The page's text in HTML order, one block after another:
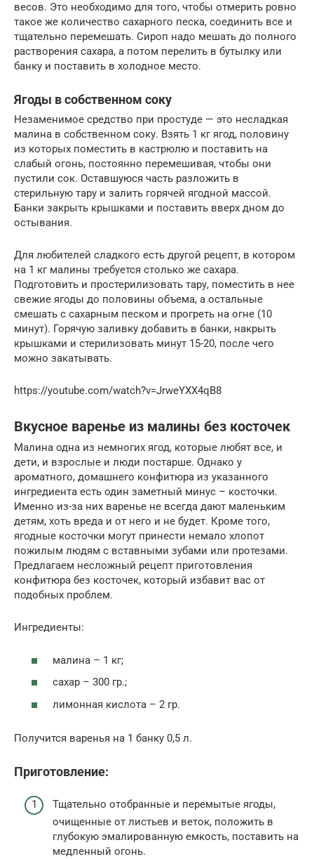
весов. Это необходимо для того, чтобы отмерить ровно
такое же количество сахарного песка, соединить все и
тщательно перемешать. Сироп надо мешать до полного
растворения сахара, а потом перелить в бутылку или
банку и поставить в холодное место.
Ягоды в собственном соку
Незаменимое средство при простуде — это несладкая
малина в собственном соку. Взять 1 кг ягод, половину
из которых поместить в кастрюлю и поставить на
слабый огонь, постоянно перемешивая, чтобы они
пустили сок. Оставшуюся часть разложить в
стерильную тару и залить горячей ягодной массой.
Банки закрыть крышками и поставить вверх дном до
остывания.
Для любителей сладкого есть другой рецепт, в котором
на 1 кг малины требуется столько же сахара.
Подготовить и простерилизовать тару, поместить в нее
свежие ягоды до половины объема, а остальные
смешать с сахарным песком и прогреть на огне (10
минут). Горячую заливку добавить в банки, накрыть
крышками и стерилизовать минут 15-20, после чего
можно закатывать.
https://youtube.com/watch?v=JrweYXX4qB8
Вкусное варенье из малины без косточек
Малина одна из немногих ягод, которые любят все, и
дети, и взрослые и люди постарше. Однако у
ароматного, домашнего конфитюра из указанного
ингредиента есть один заметный минус – косточки.
Именно из-за них варенье не всегда дают маленьким
детям, хоть вреда и от него и не будет. Кроме того,
ягодные косточки могут принести немало хлопот
пожилым людям с вставными зубами или протезами.
Предлагаем несложный рецепт приготовления
конфитюра без косточек, который избавит вас от
подобных проблем.
Ингредиенты:
малина – 1 кг;
сахар – 300 гр.;
лимонная кислота – 2 гр.
Получится варенья на 1 банку 0,5 л.
Приготовление:
Тщательно отобранные и перемытые ягоды,
очищенные от листьев и веток, положить в
глубокую эмалированную емкость, поставить на
медленный огонь.